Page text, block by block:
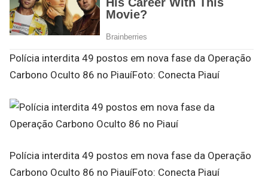
Polícia interdita 49 postos em nova fase da Operação
Carbono Oculto 86 no PiauíFoto: Conecta Piauí
Polícia interdita 49 postos em nova fase da Operação
Carbono Oculto 86 no PiauíFoto: Conecta Piauí